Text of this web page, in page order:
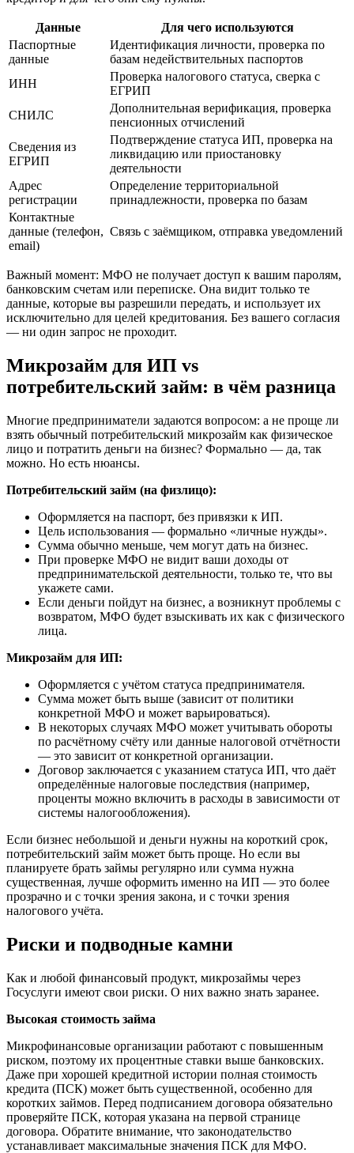
Данные
Для чего используются
Паспортные
данные
Идентификация личности, проверка по
базам недействительных паспортов
ИНН
Проверка налогового статуса, сверка с
ЕГРИП
СНИЛС
Дополнительная верификация, проверка
пенсионных отчислений
Сведения из
ЕГРИП
Подтверждение статуса ИП, проверка на
ликвидацию или приостановку
деятельности
Адрес
регистрации
Определение территориальной
принадлежности, проверка по базам
Контактные
данные (телефон,
email)
Связь с заёмщиком, отправка уведомлений
Важный момент: МФО не получает доступ к вашим паролям,
банковским счетам или переписке. Она видит только те
данные, которые вы разрешили передать, и использует их
исключительно для целей кредитования. Без вашего согласия
— ни один запрос не проходит.
Микрозайм для ИП vs
потребительский займ: в чём разница
Многие предприниматели задаются вопросом: а не проще ли
взять обычный потребительский микрозайм как физическое
лицо и потратить деньги на бизнес? Формально — да, так
можно. Но есть нюансы.
Потребительский займ (на физлицо):
Оформляется на паспорт, без привязки к ИП.
Цель использования — формально «личные нужды».
Сумма обычно меньше, чем могут дать на бизнес.
При проверке МФО не видит ваши доходы от
предпринимательской деятельности, только те, что вы
укажете сами.
Если деньги пойдут на бизнес, а возникнут проблемы с
возвратом, МФО будет взыскивать их как с физического
лица.
Микрозайм для ИП:
Оформляется с учётом статуса предпринимателя.
Сумма может быть выше (зависит от политики
конкретной МФО и может варьироваться).
В некоторых случаях МФО может учитывать обороты
по расчётному счёту или данные налоговой отчётности
— это зависит от конкретной организации.
Договор заключается с указанием статуса ИП, что даёт
определённые налоговые последствия (например,
проценты можно включить в расходы в зависимости от
системы налогообложения).
Если бизнес небольшой и деньги нужны на короткий срок,
потребительский займ может быть проще. Но если вы
планируете брать займы регулярно или сумма нужна
существенная, лучше оформить именно на ИП — это более
прозрачно и с точки зрения закона, и с точки зрения
налогового учёта.
Риски и подводные камни
Как и любой финансовый продукт, микрозаймы через
Госуслуги имеют свои риски. О них важно знать заранее.
Высокая стоимость займа
Микрофинансовые организации работают с повышенным
риском, поэтому их процентные ставки выше банковских.
Даже при хорошей кредитной истории полная стоимость
кредита (ПСК) может быть существенной, особенно для
коротких займов. Перед подписанием договора обязательно
проверяйте ПСК, которая указана на первой странице
договора. Обратите внимание, что законодательство
устанавливает максимальные значения ПСК для МФО.